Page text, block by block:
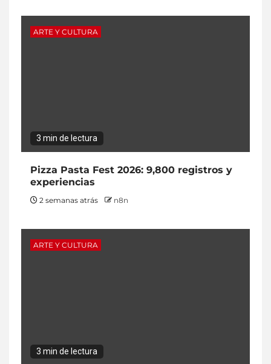
ARTE Y CULTURA
3 min de lectura
Pizza Pasta Fest 2026: 9,800 registros y
experiencias
2 semanas atrás n8n
ARTE Y CULTURA
3 min de lectura